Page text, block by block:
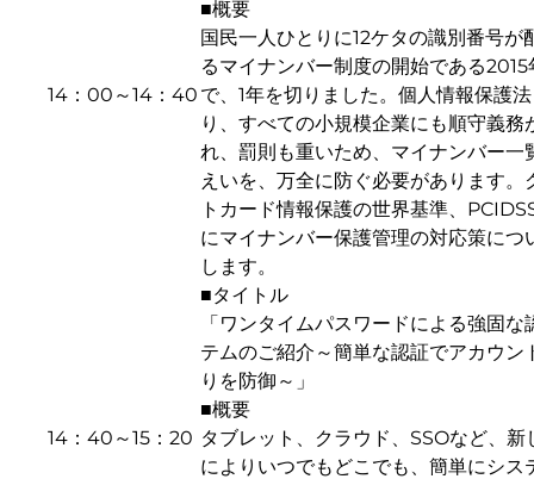
14：00～14：40
■概要
国民一人ひとりに12ケタの識別番号が
るマイナンバー制度の開始である2015
で、1年を切りました。個人情報保護
り、すべての小規模企業にも順守義務
れ、罰則も重いため、マイナンバー一
えいを、万全に防ぐ必要があります。
トカード情報保護の世界基準、
にマイナンバー保護管理の対応策につ
します。
14：40～15：20
■タイトル
「ワンタイムパスワードによる強固な
テムのご紹介～簡単な認証でアカウン
りを防御～」
■概要
タブレット、クラウド、SSOなど、新
によりいつでもどこでも、簡単にシス